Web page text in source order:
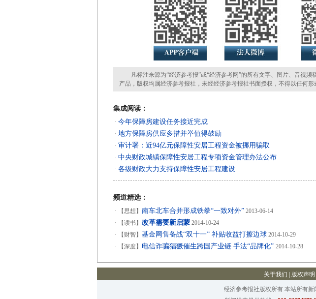
凡标注来源为“经济参考报”或“经济参考网”的所有文字、图片、音视频
产品，版权均属经济参考报社，未经经济参考报社书面授权，不得以任何形
集成阅读：
· 今年保障房建设任务接近完成
· 地方保障房供应多措并举值得鼓励
· 审计署：近94亿元保障性安居工程资金被挪用骗取
· 中央财政城镇保障性安居工程专项资金管理办法公布
· 各级财政大力支持保障性安居工程建设
频道精选：
· 【思想】 南车北车合并形成铁拳“一致对外” 2013-06-14
·
【读书】 改革需要新启蒙 2014-10-24
·
【财智】 基金网售备战“双十一” 补贴收益打擦边球 2014-10-29
·
【深度】 电信诈骗猖獗催生跨国产业链 手法“品牌化” 2014-10-28
关于我们 版权声明
经济参考报社版权所有 本站所有